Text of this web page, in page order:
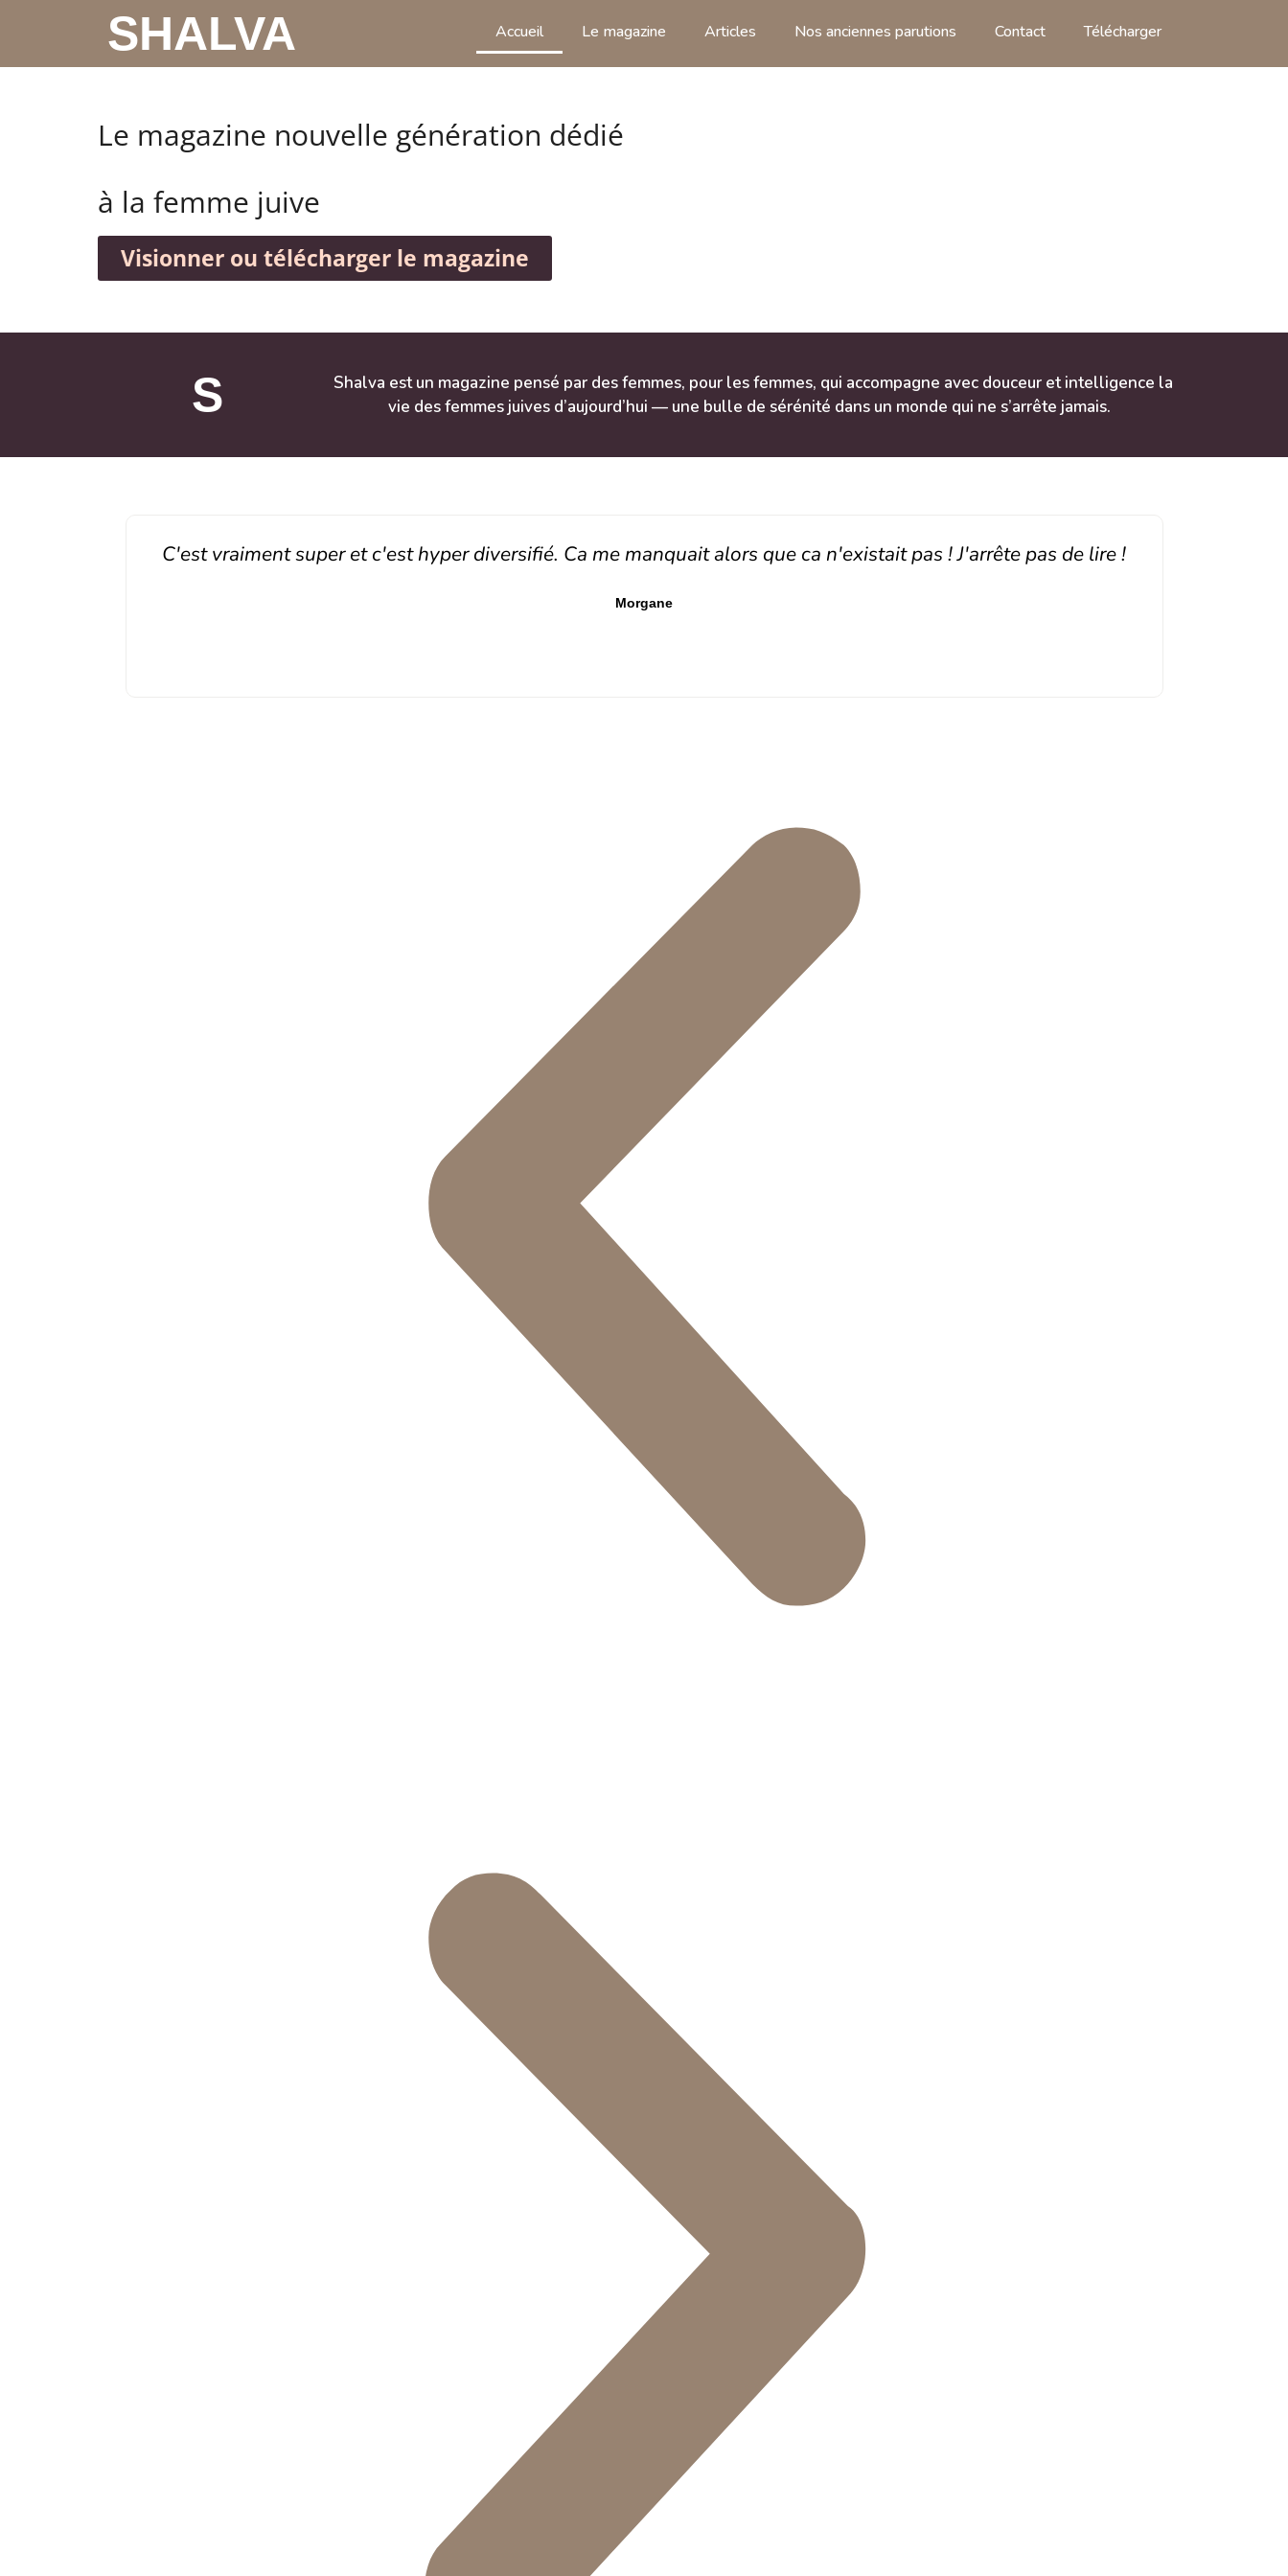
SHALVA Accueil Le magazine Articles Nos anciennes parutions Contact Télécharger
Le magazine nouvelle génération dédié
à la femme juive
Visionner ou télécharger le magazine
S
Shalva est un magazine pensé par des femmes, pour les femmes, qui accompagne avec douceur et intelligence la
vie des femmes juives d’aujourd’hui — une bulle de sérénité dans un monde qui ne s’arrête jamais.
C'est vraiment super et c'est hyper diversifié. Ca me manquait alors que ca n'existait pas ! J'arrête pas de lire !
Morgane